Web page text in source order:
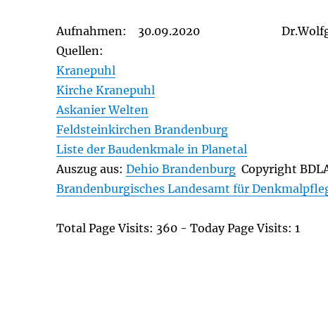
Aufnahmen: 30.09.2020
Quellen:
Kranepuhl
Kirche Kranepuhl
Askanier Welten
Feldsteinkirchen Brandenburg
Liste der Baudenkmale in Planetal
Auszug aus:Dehio Brandenburg Copyright
Brandenburgisches Landesamt für
Total Page Visits: 360 - Today Page Visits: 1